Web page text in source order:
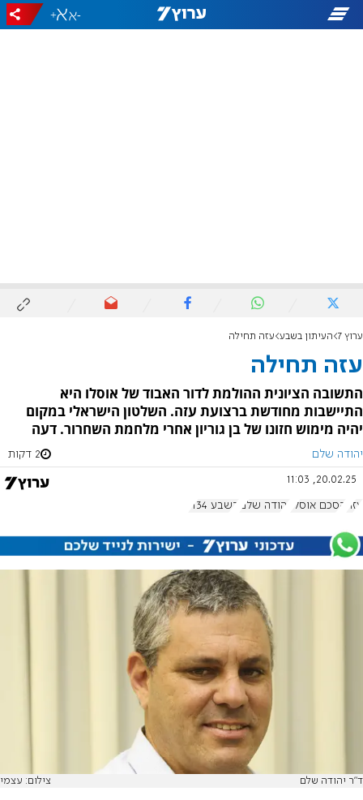
-
+
ערוץ 7 העיתון בשבע עזה תחילה
עזה תחילה
התשובה הציונית ההולמת לדור האבוד של אוסלו היא
התיישבות מחודשת ברצועת עזה. השלטון הישראלי במקום
יהיה מימוש חזונו של בן גוריון אחרי מלחמת השחרור. דעה
יהודה שלם 2 דקות
20.02.25, 11:03
עזה הסכם אוסלו יהודה שלם בשבע 1134
ד"ר יהודה שלם צילום: עצמי